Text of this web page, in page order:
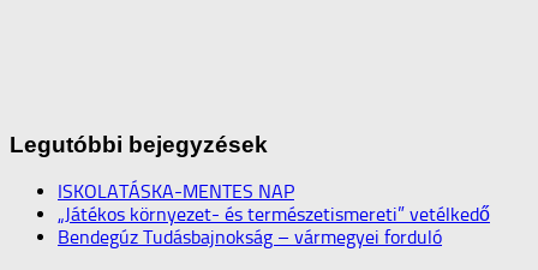
Legutóbbi bejegyzések
ISKOLATÁSKA-MENTES NAP
„Játékos környezet- és természetismereti” vetélkedő
Bendegúz Tudásbajnokság – vármegyei forduló